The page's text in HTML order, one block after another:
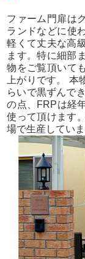
ファーム門扉は
ランドなどに使
軽くて丈夫な高
ます。特に細部
物をご覧頂いて
上がりです。
らいで黒ずんで
の点、FRPは経
使って頂けます
場で生産していま